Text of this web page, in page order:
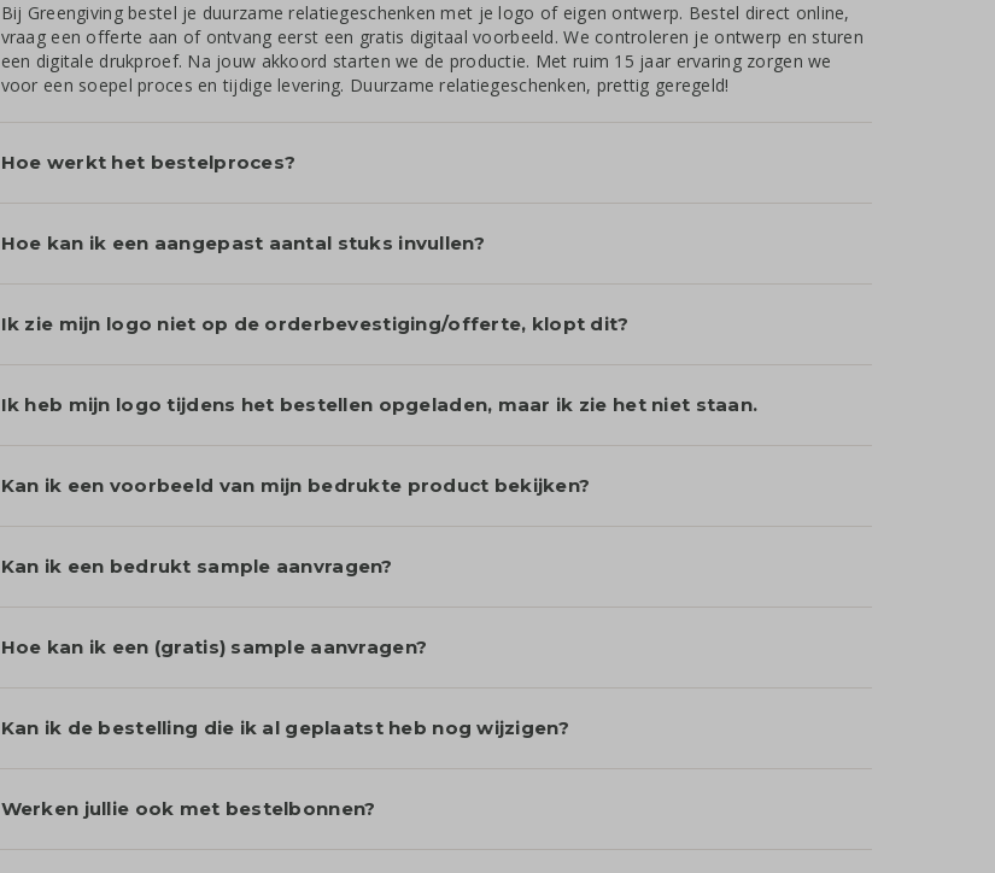
Bij Greengiving bestel je duurzame relatiegeschenken met je logo of eigen ontwerp. Bestel direct online,
vraag een offerte aan of ontvang eerst een gratis digitaal voorbeeld. We controleren je ontwerp en sturen
een digitale drukproef. Na jouw akkoord starten we de productie. Met ruim 15 jaar ervaring zorgen we
voor een soepel proces en tijdige levering. Duurzame relatiegeschenken, prettig geregeld!
Hoe werkt het bestelproces?
Hoe kan ik een aangepast aantal stuks invullen?
Ik zie mijn logo niet op de orderbevestiging/offerte, klopt dit?
Ik heb mijn logo tijdens het bestellen opgeladen, maar ik zie het niet staan.
Kan ik een voorbeeld van mijn bedrukte product bekijken?
Kan ik een bedrukt sample aanvragen?
Hoe kan ik een (gratis) sample aanvragen?
Kan ik de bestelling die ik al geplaatst heb nog wijzigen?
Werken jullie ook met bestelbonnen?